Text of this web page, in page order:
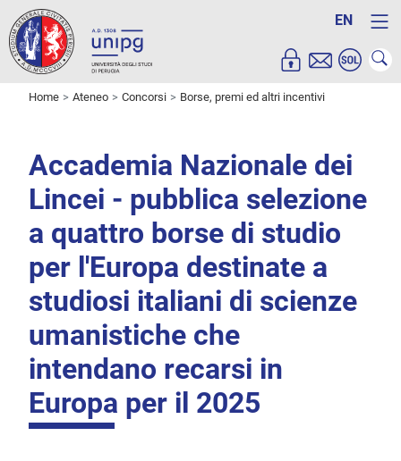
EN
Home Ateneo Concorsi Borse, premi ed altri incentivi
Accademia Nazionale dei
Lincei - pubblica selezione
a quattro borse di studio
per l'Europa destinate a
studiosi italiani di scienze
umanistiche che
intendano recarsi in
Europa per il 2025